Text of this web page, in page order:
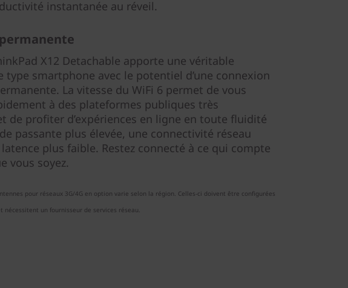
instantanée au réveil.
X12 Detachable apporte une véritable
type smartphone avec le potentiel d’une connexion
La vitesse du WiFi 6 permet de vous
à des plateformes publiques très
de profiter d’expériences en ligne en toute fluidité
passante plus élevée, une connectivité réseau
plus faible. Restez connecté à ce qui compte
vous soyez.
pour réseaux 3G/4G en option varie selon la région. Celles-ci doivent être configurées
nécessitent un fournisseur de services réseau.